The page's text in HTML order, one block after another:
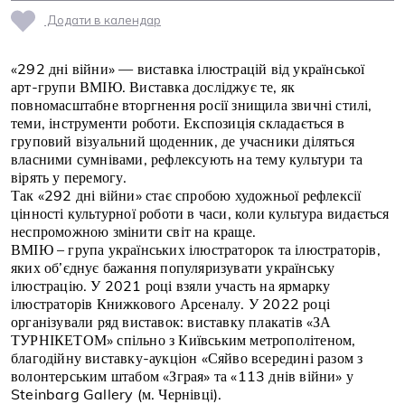
Додати в календар
«292 дні війни» — виставка ілюстрацій від української
арт-групи ВМІЮ. Виставка досліджує те, як
повномасштабне вторгнення росії знищила звичні стилі,
теми, інструменти роботи. Експозиція складається в
груповий візуальний щоденник, де учасники діляться
власними сумнівами, рефлексують на тему культури та
вірять у перемогу.
Так «292 дні війни» стає спробою художньої рефлексії
цінності культурної роботи в часи, коли культура видається
неспроможною змінити світ на краще.
ВМІЮ – група українських ілюстраторок та ілюстраторів,
яких об’єднує бажання популяризувати українську
ілюстрацію. У 2021 році взяли участь на ярмарку
ілюстраторів Книжкового Арсеналу. У 2022 році
організували ряд виставок: виставку плакатів «ЗА
ТУРНІКЕТОМ» спільно з Київським метрополітеном,
благодійну виставку-аукціон «Сяйво всередині разом з
волонтерським штабом «Зграя» та «113 днів війни» у
Steinbarg Gallery (м. Чернівці).